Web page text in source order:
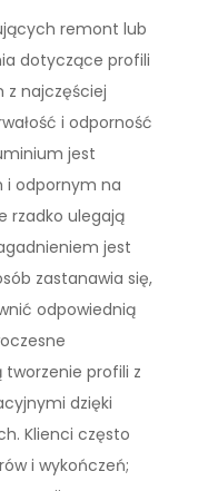
remont lub
dotyczące profili
z najczęściej
i odporność
jest
i odpornym na
rzadko ulegają
jest
zastanawia się,
odpowiednią
profili z
dzięki
Klienci często
i wykończeń;